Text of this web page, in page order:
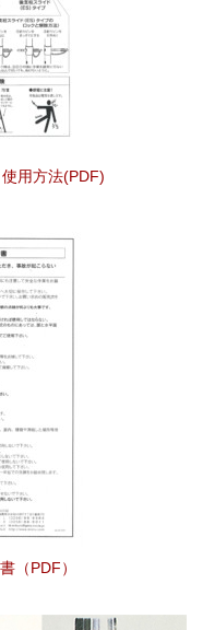
用方法(PDF)
（PDF）